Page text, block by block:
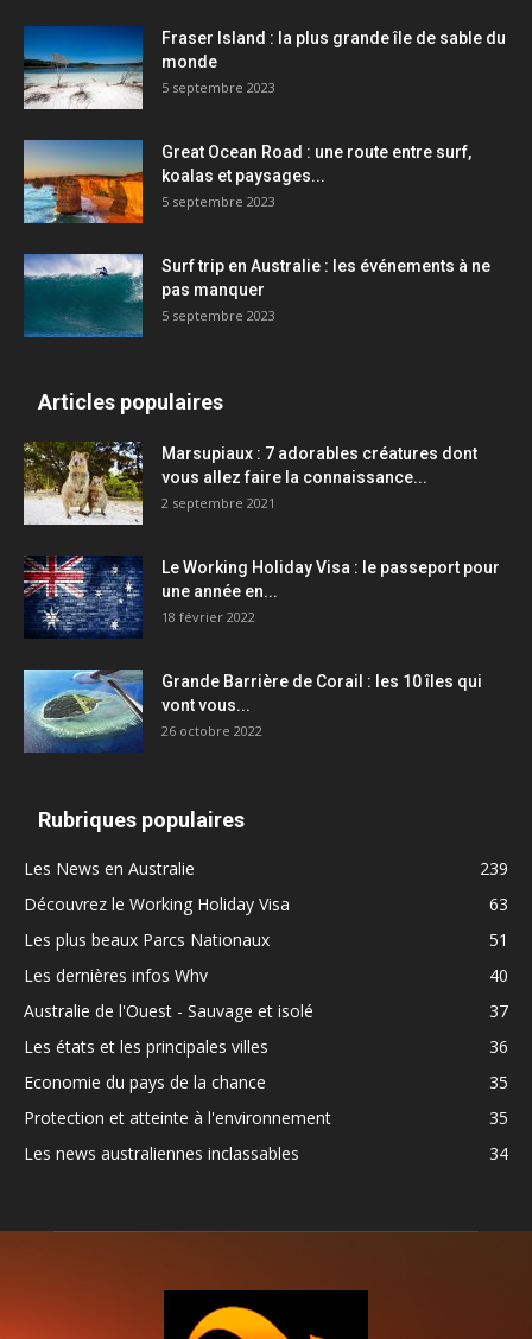
Fraser Island : la plus grande île de sable du
monde
5 septembre 2023
Great Ocean Road : une route entre surf,
koalas et paysages...
5 septembre 2023
Surf trip en Australie : les événements à ne
pas manquer
5 septembre 2023
Articles populaires
Marsupiaux : 7 adorables créatures dont
vous allez faire la connaissance...
2 septembre 2021
Le Working Holiday Visa : le passeport pour
une année en...
18 février 2022
Grande Barrière de Corail : les 10 îles qui
vont vous...
26 octobre 2022
Rubriques populaires
Les News en Australie
239
Découvrez le Working Holiday Visa
63
Les plus beaux Parcs Nationaux
51
Les dernières infos Whv
40
Australie de l'Ouest - Sauvage et isolé
37
Les états et les principales villes
36
Economie du pays de la chance
35
Protection et atteinte à l'environnement
35
Les news australiennes inclassables
34